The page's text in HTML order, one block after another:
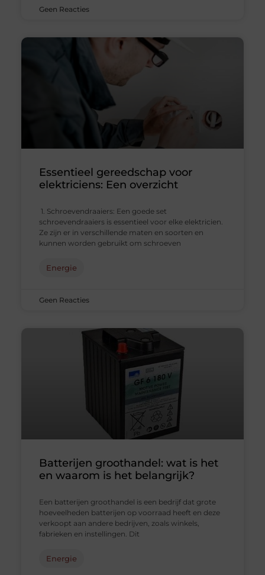
Geen Reacties
Essentieel gereedschap voor
elektriciens: Een overzicht
1. Schroevendraaiers: Een goede set
schroevendraaiers is essentieel voor elke elektricien.
Ze zijn er in verschillende maten en soorten en
kunnen worden gebruikt om schroeven
Energie
Geen Reacties
Batterijen groothandel: wat is het
en waarom is het belangrijk?
Een batterijen groothandel is een bedrijf dat grote
hoeveelheden batterijen op voorraad heeft en deze
verkoopt aan andere bedrijven, zoals winkels,
fabrieken en instellingen. Dit
Energie